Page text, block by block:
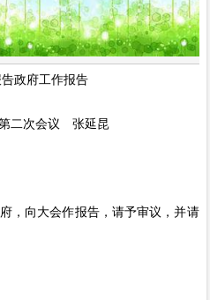
政府工作报告
二次会议 张延昆
向大会作报告，请予审议，并请